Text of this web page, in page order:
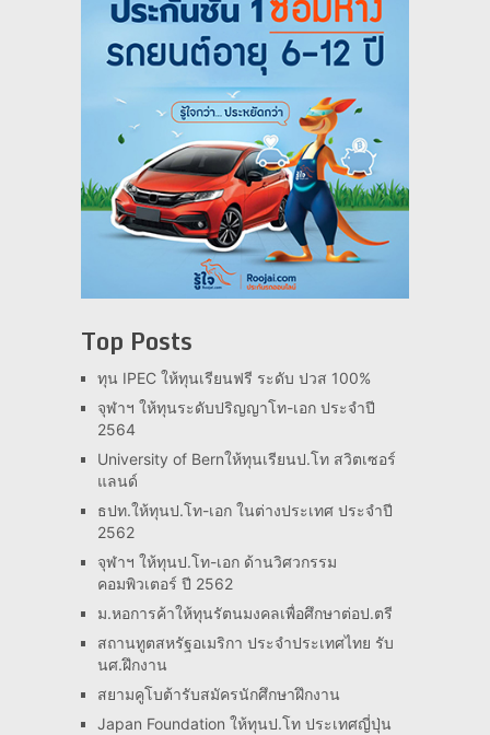
Top Posts
ทุน IPEC ให้ทุนเรียนฟรี ระดับ ปวส 100%
จุฬาฯ ให้ทุนระดับปริญญาโท-เอก ประจำปี
2564
University of Bernให้ทุนเรียนป.โท สวิตเซอร์
แลนด์
ธปท.ให้ทุนป.โท-เอก ในต่างประเทศ ประจำปี
2562
จุฬาฯ ให้ทุนป.โท-เอก ด้านวิศวกรรม
คอมพิวเตอร์ ปี 2562
ม.หอการค้าให้ทุนรัตนมงคลเพื่อศึกษาต่อป.ตรี
สถานทูตสหรัฐอเมริกา ประจำประเทศไทย รับ
นศ.ฝึกงาน
สยามคูโบต้ารับสมัครนักศึกษาฝึกงาน
Japan Foundation ให้ทุนป.โท ประเทศญี่ปุ่น